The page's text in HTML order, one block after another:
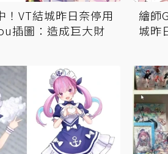
！VT結城昨日奈停用
插圖：造成巨大財
繪師
城昨